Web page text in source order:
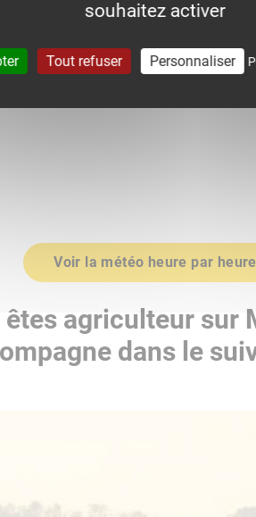
Voir la météo heure par heure
êtes agriculteur sur
dans le
souhaitez activer
Tout refuser Personnaliser